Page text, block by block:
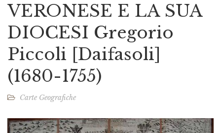
VERONESE E LA SUA
DIOCESI Gregorio
Piccoli [Daifasoli]
(1680-1755)
Carte Geografiche